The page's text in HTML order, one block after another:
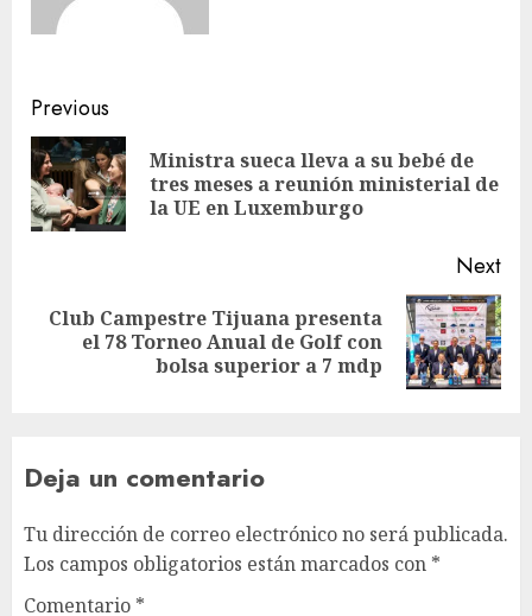
Previous
Ministra sueca lleva a su bebé de
tres meses a reunión ministerial de
la UE en Luxemburgo
Next
Club Campestre Tijuana presenta
el 78 Torneo Anual de Golf con
bolsa superior a 7 mdp
Deja un comentario
Tu dirección de correo electrónico no será publicada.
Los campos obligatorios están marcados con *
Comentario *